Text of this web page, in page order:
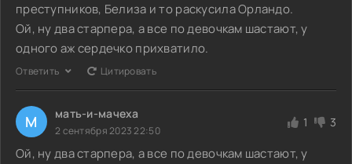
преступников, Белиза и то раскусила Орландо.
Ой, ну два старпера, а все по девочкам шастают, у
одного аж сердечко прихватило.
Ответить Цитировать
М мать-и-мачеха
2 сентября 2023 22:50
1 3
Ой, ну два старпера, а все по девочкам шастают, у